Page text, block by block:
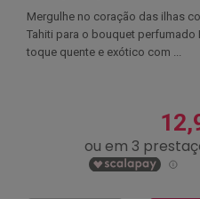
Mergulhe no coração das ilhas
Tahiti para o bouquet perfumado
toque quente e exótico com ...